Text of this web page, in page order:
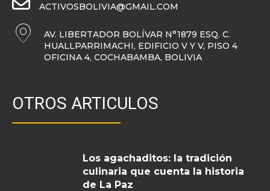
ACTIVOSBOLIVIA@GMAIL.COM
AV. LIBERTADOR BOLÍVAR N°1879 ESQ. C.
HUALLPARRIMACHI, EDIFICIO V Y V, PISO 4
OFICINA 4, COCHABAMBA, BOLIVIA
OTROS ARTICULOS
Los agachaditos: la tradición
culinaria que cuenta la historia
de La Paz